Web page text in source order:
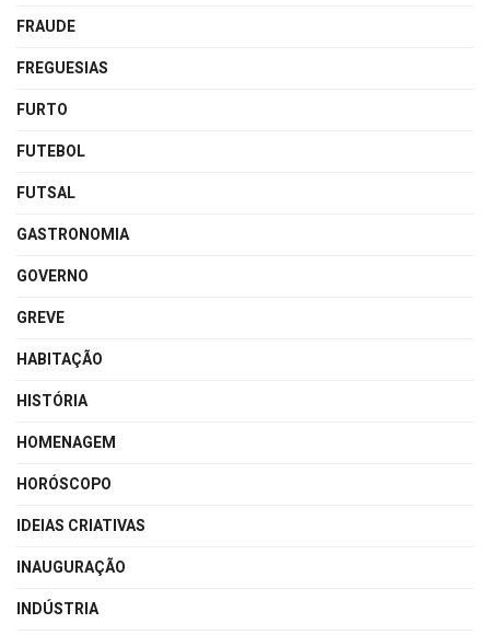
FRAUDE
FREGUESIAS
FURTO
FUTEBOL
FUTSAL
GASTRONOMIA
GOVERNO
GREVE
HABITAÇÃO
HISTÓRIA
HOMENAGEM
HORÓSCOPO
IDEIAS CRIATIVAS
INAUGURAÇÃO
INDÚSTRIA